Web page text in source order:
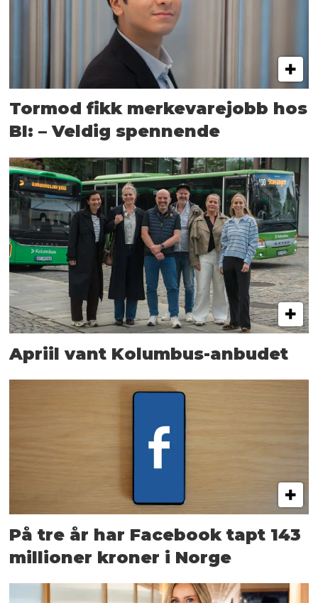
Tormod fikk merkevarejobb hos
BI: – Veldig spennende
Apriil vant Kolumbus-anbudet
På tre år har Facebook tapt 143
millioner kroner i Norge